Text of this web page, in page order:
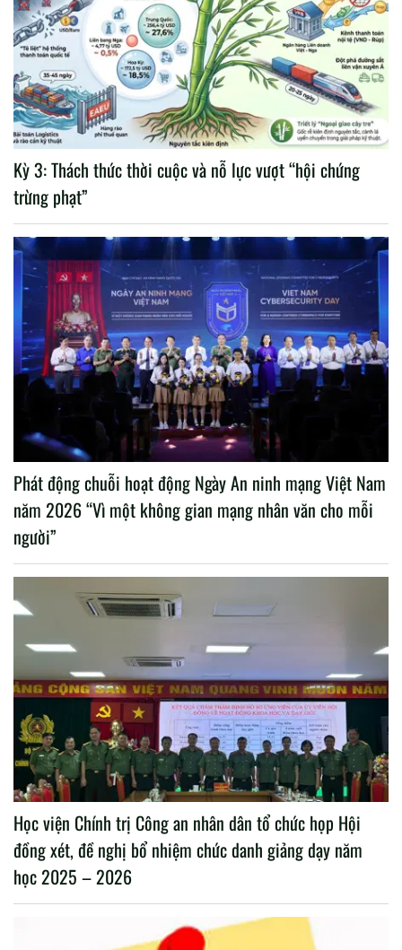
Kỳ 3: Thách thức thời cuộc và nỗ lực vượt “hội chứng
trừng phạt”
Phát động chuỗi hoạt động Ngày An ninh mạng Việt Nam
năm 2026 “Vì một không gian mạng nhân văn cho mỗi
người”
Học viện Chính trị Công an nhân dân tổ chức họp Hội
đồng xét, đề nghị bổ nhiệm chức danh giảng dạy năm
học 2025 – 2026